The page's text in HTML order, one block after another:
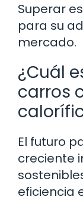
Superar
para su
mercado.
¿Cuál
carros
El futuro
creciente
eficiencia